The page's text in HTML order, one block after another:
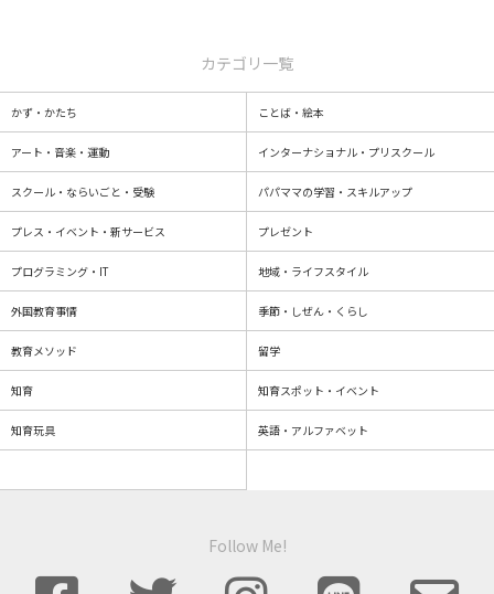
カテゴリ一覧
かず・かたち ことば・絵本
アート・音楽・運動 インターナショナル・プリスクール
スクール・ならいごと・受験 パパママの学習・スキルアップ
プレス・イベント・新サービス プレゼント
プログラミング・IT 地域・ライフスタイル
外国教育事情 季節・しぜん・くらし
教育メソッド 留学
知育 知育スポット・イベント
知育玩具 英語・アルファベット
Follow Me!